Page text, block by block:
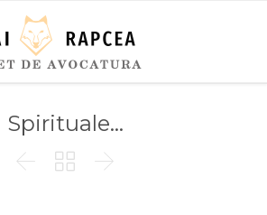
Spirituale…
  